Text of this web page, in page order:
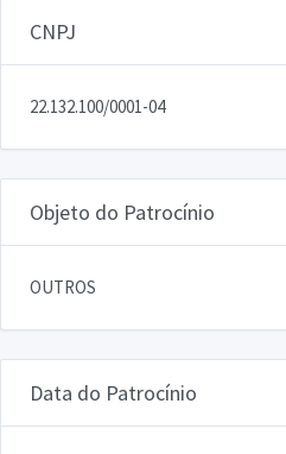
CNPJ
22.132.100/0001-04
Objeto do Patrocínio
OUTROS
Data do Patrocínio